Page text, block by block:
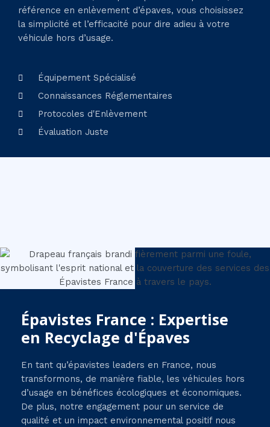
référence en enlèvement d’épaves, vous choisissez
la simplicité et l’efficacité pour dire adieu à votre
véhicule hors d’usage.
Équipement Spécialisé
Connaissances Réglementaires
Protocoles d'Enlèvement
Évaluation Juste
Épavistes France : Expertise
en Recyclage d'Épaves
En tant qu’épavistes leaders en France, nous
transformons, de manière fiable, les véhicules hors
d’usage en bénéfices écologiques et économiques.
De plus, notre engagement pour un service de
qualité et un impact environnemental positif nous